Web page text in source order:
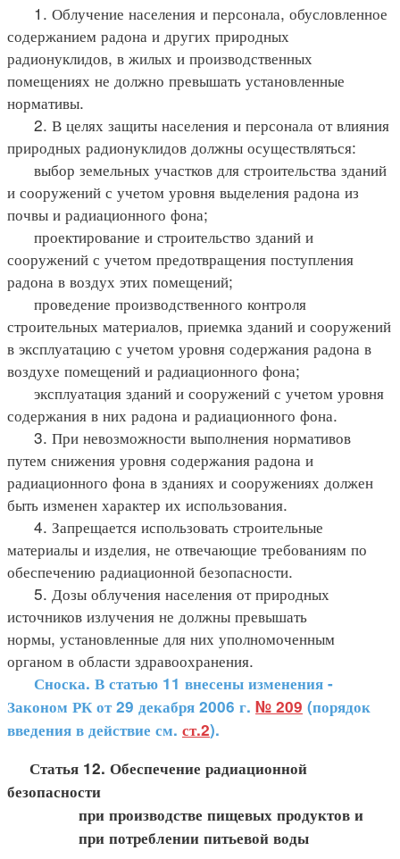
1. Облучение населения и персонала, обусловленное
содержанием радона и других природных
радионуклидов, в жилых и производственных
помещениях не должно превышать установленные
нормативы.
2. В целях защиты населения и персонала от влияния
природных радионуклидов должны осуществляться:
выбор земельных участков для строительства зданий
и сооружений с учетом уровня выделения радона из
почвы и радиационного фона;
проектирование и строительство зданий и
сооружений с учетом предотвращения поступления
радона в воздух этих помещений;
проведение производственного контроля
строительных материалов, приемка зданий и сооружений
в эксплуатацию с учетом уровня содержания радона в
воздухе помещений и радиационного фона;
эксплуатация зданий и сооружений с учетом уровня
содержания в них радона и радиационного фона.
3. При невозможности выполнения нормативов
путем снижения уровня содержания радона и
радиационного фона в зданиях и сооружениях должен
быть изменен характер их использования.
4. Запрещается использовать строительные
материалы и изделия, не отвечающие требованиям по
обеспечению радиационной безопасности.
5. Дозы облучения населения от природных
источников излучения не должны превышать
нормы, установленные для них уполномоченным
органом в области здравоохранения.
Сноска. В статью 11 внесены изменения -
Законом РК от 29 декабря 2006 г. № 209 (порядок
введения в действие см. ст.2).
Статья 12. Обеспечение радиационной
безопасности
при производстве пищевых продуктов и
при потреблении питьевой воды